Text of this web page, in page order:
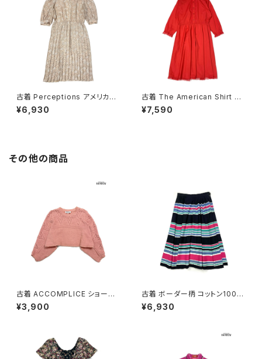
古着 Perceptions アメリカ製
総柄 ロング丈 長袖 プリーツ ワ
ンピース ピンク ベージュ (otu
¥6,930
古着 The American Shirt Dr
ess アメリカ製 レース 無地 コ
ットン ロング丈 長袖 ワンピース
¥7,590
その他の商品
古着 ACCOMPLICE ショート
丈 アメリカ製 無地 長袖 ニット
セーター ピンク (ttu2501058)
¥3,900
古着 ボーダー柄 コットン100％
膝丈 スカート 黒 ピンク (ba26
07008)
¥6,930